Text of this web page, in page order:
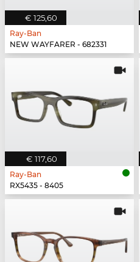
€ 125,60
Ray-Ban
NEW WAYFARER - 682331
€ 117,60
Ray-Ban
RX5435 - 8405